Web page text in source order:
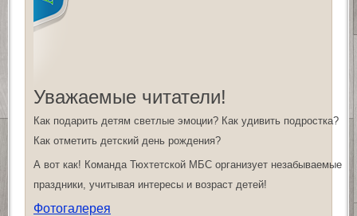
Уважаемые читатели!
Как подарить детям светлые эмоции? Как удивить подростка?
Как отметить детский день рождения?
А вот как! Команда Тюхтетской МБС организует незабываемые
праздники, учитывая интересы и возраст детей!
Фотогалерея